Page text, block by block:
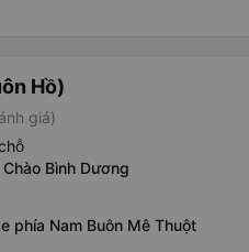
Hồ)
giá)
Bình Dương
phía Nam Buôn Mê Thuột